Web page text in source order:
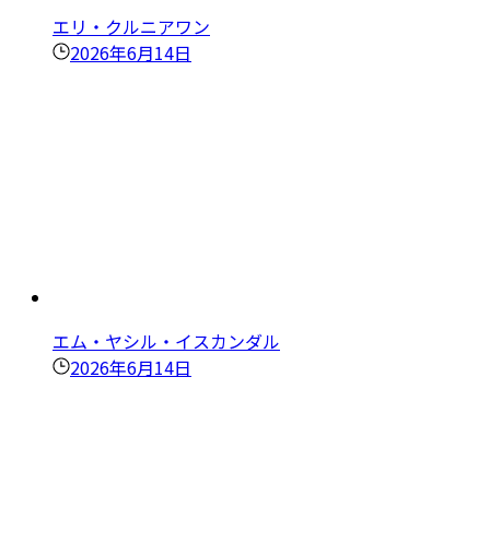
エリ・クルニアワン
2026年6月14日
エム・ヤシル・イスカンダル
2026年6月14日